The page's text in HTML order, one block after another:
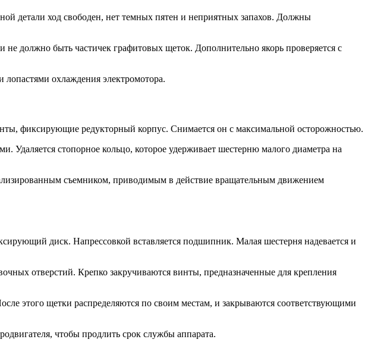
детали ход свободен, нет темных пятен и неприятных запахов. Должны
должно быть частичек графитовых щеток. Дополнительно якорь проверяется с
охлаждения электромотора.
фиксирующие редукторный корпус. Снимается он с максимальной осторожностью.
Удаляется стопорное кольцо, которое удерживает шестерню малого диаметра на
съемником, приводимым в действие вращательным движением
диск. Напрессовкой вставляется подшипник. Малая шестерня надевается и
отверстий. Крепко закручиваются винты, предназначенные для крепления
этого щетки распределяются по своим местам, и закрываются соответствующими
чтобы продлить срок службы аппарата.